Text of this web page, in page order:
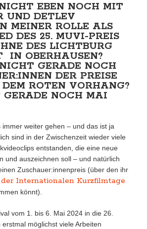
EBEN NOCH MIT
UND DETLEV
MEINER ROLLE ALS
DES 25. MUVI-PREIS
DES LICHTBURG
IN OBERHAUSEN?
GERADE NOCH
DER PREISE
ROTEN VORHANG?
NOCH MAI
immer weiter gehen – und das ist ja
sind in der Zwischenzeit wieder viele
entstanden, die eine neue
und auszeichnen soll – und natürlich
Zuschauer:innenpreis (über den ihr
der Internationalen Kurzfilmtage
könnt).
vom 1. bis 6. Mai 2024 in die 26.
möglichst viele Arbeiten